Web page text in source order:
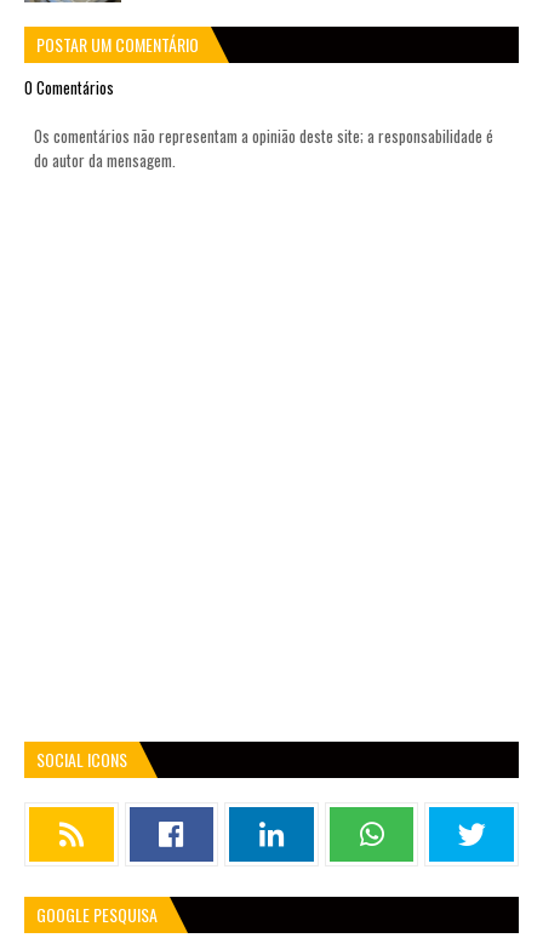
POSTAR UM COMENTÁRIO
0 Comentários
Os comentários não representam a opinião deste site; a responsabilidade é
do autor da mensagem.
SOCIAL ICONS
GOOGLE PESQUISA